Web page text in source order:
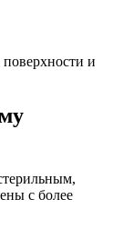
поверхности и
с более